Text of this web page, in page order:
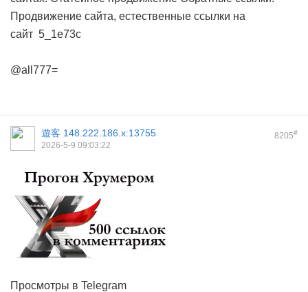
Продвижение сайта, естественные ссылки на
сайт 5_1e73c
@all777=
8205#
遊客 148.222.186.x:13755
2026-5-9 09:03:22
Просмотры в Telegram